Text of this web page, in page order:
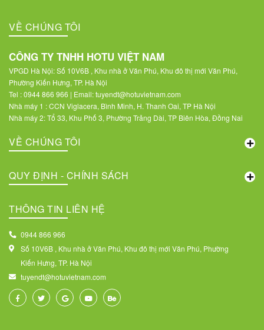
VỀ CHÚNG TÔI
CÔNG TY TNHH HOTU VIỆT NAM
VPGD Hà Nội: Số 10V6B , Khu nhà ở Văn Phú, Khu đô thị mới Văn Phú,
Phường Kiến Hưng, TP. Hà Nội
Tel : 0944 866 966 | Email: tuyendt@hotuvietnam.com
Nhà máy 1 : CCN Viglacera, Bình Minh, H. Thanh Oai, TP Hà Nội
Nhà máy 2: Tổ 33, Khu Phố 3, Phường Trảng Dài, TP Biên Hòa, Đồng Nai
VỀ CHÚNG TÔI
QUY ĐỊNH - CHÍNH SÁCH
THÔNG TIN LIÊN HỆ
0944 866 966
Số 10V6B , Khu nhà ở Văn Phú, Khu đô thị mới Văn Phú, Phường
Kiến Hưng, TP. Hà Nội
tuyendt@hotuvietnam.com